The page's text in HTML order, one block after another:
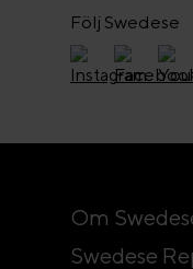
Följ Swedese
Om
Swedese